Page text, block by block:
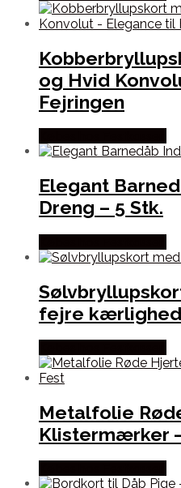
og Hvid
Fejringen
Elegant
Dreng – 5 Stk.
fejre
Metalfolie
Klistermærker